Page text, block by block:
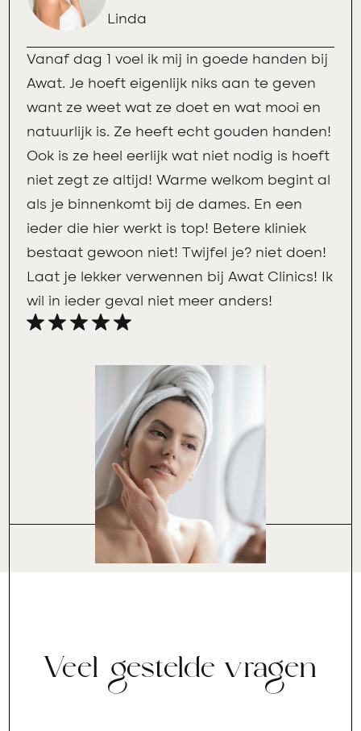
Linda
Vanaf dag 1 voel ik mij in goede handen bij
Awat. Je hoeft eigenlijk niks aan te geven
want ze weet wat ze doet en wat mooi en
natuurlijk is. Ze heeft echt gouden handen!
Ook is ze heel eerlijk wat niet nodig is hoeft
niet zegt ze altijd! Warme welkom begint al
als je binnenkomt bij de dames. En een
ieder die hier werkt is top! Betere kliniek
bestaat gewoon niet! Twijfel je? niet doen!
Laat je lekker verwennen bij Awat Clinics! Ik
wil in ieder geval niet meer anders!
Veel gestelde vragen